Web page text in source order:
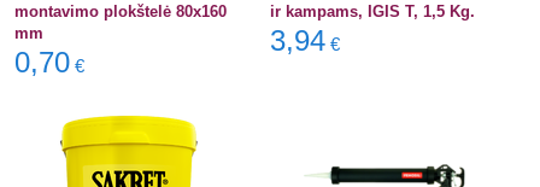
montavimo plokštelė 80x160
mm
0,70 €
ir kampams, IGIS T, 1,5 Kg.
3,94 €